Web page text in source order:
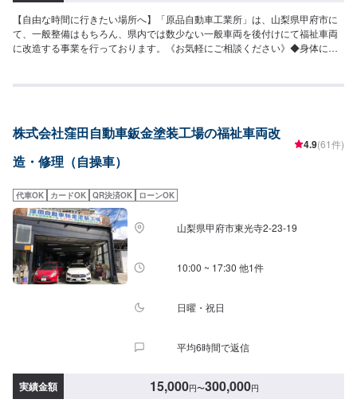
【自由な時間に行きたい場所へ】「原品自動車工業所」は、山梨県甲府市に
て、一般整備はもちろん、県内では数少ない一般車両を後付けにて福祉車両
に改造する事業を行っております。《お気軽にご相談ください》◆身体に障
セル操作が困難な方に向けた《左アクセル》◆福祉住環境コーディネーター
ムタイプ、リングタイプなどお身体とお車に合わせた装置をお取り付けしま
す。※一部当社では取付不可の製品もございます。左アクセルは右半身に障害
などがあり、通常のアクセル操作が困難な方に向けた装置です。脱着式や跳
ンカー操作や、片手でハンドルを回せるステアリングノブ、痙性防止プレー
トや足元までの延長ペダルなど、運転補助装置もご利用状況に合わせてお取
り付けします。運転席への移乗は回転シートや移乗プレート（サポートシー
ト）、アシストグリップなど身体状況に合わせてご提案いたします。車いす
の収納にお悩みの場合は、車いす吊り上げリフトやチェアトッパー（屋根上
収納装置）などを必要に応じてお取り付けします。ーーーーーーーーー《納
期について》即日〜3ヶ月※お客様のご希望や、車種により、納車時期が異な
て》●代車の無料貸し出し有り福祉車両の代車もございますので、福祉車両を
ーンローンをご希望のお客様はオファー備考欄にご記入いただきますと、ス
本です。※車種やグレードなどにより、金額・納車時期が変わります。予めご
了承ください。【定休日・営業時間】定休日：日曜日、祝日、第三土曜日営
株式会社窪田自動車鈑金塗装工場の福祉車両改
造・修理（自操車）
4.9(61件)
代車OK カードOK QR決済OK ローンOK
山梨県甲府市東光寺2-23-19
10:00 ~ 17:30 他1件
日曜・祝日
平均6時間で返信
実績金額 15,000円〜300,000円